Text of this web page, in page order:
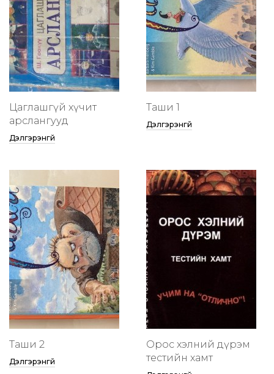
Цаглашгүй хүчит
арслангууд
Дэлгэрэнгүй
Таши 1
Дэлгэрэнгүй
Таши 2
Дэлгэрэнгүй
Орос хэлний дүрэм
тестийн хамт